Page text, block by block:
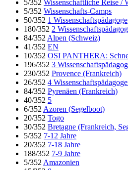
5/352 Wissenschaftliche Reise /
5/352 Wissenschafts-Camps
50/352 1 Wissenschaftspädagoge
180/352 2
84/352 Alpen (Schweiz)
41/352 EN
10/352 OSI PANTHERA:
196/352 3
230/352 Provence (Frankreich)
26/352 4
84/352 Pyrenäen (Frankreich)
40/352 5
6/352 Azoren (Segelboot)
20/352 Togo
30/352 Bretagne (Frankreich,
5/352 7-12 Jahre
20/352 7-18 Jahre
188/352 7-9 Jahre
5/352 Amazonien